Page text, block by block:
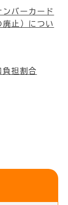
バーカード
止）につい
負担割合